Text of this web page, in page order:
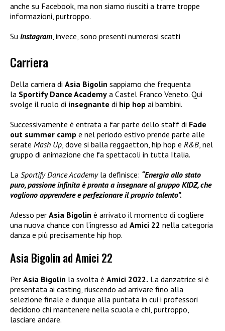
anche su Facebook, ma non siamo riusciti a trarre troppe
informazioni, purtroppo.
Su Instagram, invece, sono presenti numerosi scatti
Carriera
Della carriera di Asia Bigolin sappiamo che frequenta
la Sportify Dance Academy a Castel Franco Veneto. Qui
svolge il ruolo di insegnante di hip hop ai bambini.
Successivamente è entrata a far parte dello staff di Fade
out summer camp e nel periodo estivo prende parte alle
serate Mash Up , dove si balla reggaetton, hip hop e R&B , nel
gruppo di animazione che fa spettacoli in tutta Italia.
La Sportify Dance Academyla definisce: “Energia allo stato
puro, passione infinita è pronta a insegnare al gruppo KIDZ, che
vogliono apprendere e perfezionare il proprio talento”.
Adesso per Asia Bigolin è arrivato il momento di cogliere
una nuova chance con l’ingresso ad Amici 22 nella categoria
danza e più precisamente hip hop.
Asia Bigolin ad Amici 22
Per Asia Bigolin la svolta è Amici 2022. La danzatrice si è
presentata ai casting, riuscendo ad arrivare fino alla
selezione finale e dunque alla puntata in cui i professori
decidono chi mantenere nella scuola e chi, purtroppo,
lasciare andare.